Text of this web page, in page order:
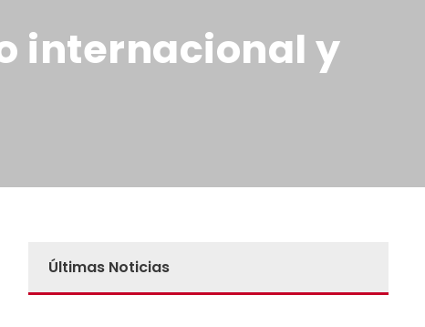
internacional y
Últimas Noticias